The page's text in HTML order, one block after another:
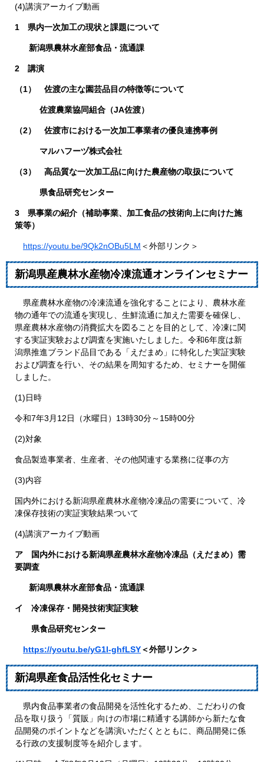
(4)講演アーカイブ動画
1 県内一次加工の現状と課題について​
新潟県農林水産部食品・流通課
2 講演
（1） ​佐渡の主な園芸品目の特徴等について​
佐渡農業協同組合（JA佐渡）​
（2） 佐渡市における一次加工事業者の優良連携事例​
マルハフーヅ株式会社​
（3） 高品質な一次加工品に向けた農産物の取扱について​
県食品研究センター​
3 県事業の紹介（補助事業、加工食品の技術向上に向けた施
策等）
https://youtu.be/9Qk2nOBu5LM​ ＜外部リンク＞
新潟県産農林水産物冷凍流通オンラインセミナー
県産農林水産物の冷凍流通を強化することにより、農林水産
物の通年での流通を実現し、生鮮流通に加えた需要を確保し、
県産農林水産物の消費拡大を図ることを目的として、冷凍に関
する実証実験および調査を実施いたしました。令和6年度は新
潟県推進ブランド品目である「えだまめ」に特化した実証実験
および調査を行い、その結果を周知するため、セミナーを開催
しました。
(1)日時
令和7年3月12日（水曜日）13時30分～15時00分
(2)対象
食品製造事業者、生産者、その他関連する業務に従事の方
(3)内容
国内外における新潟県産農林水産物冷凍品の需要について、冷
凍保存技術の実証実験結果ついて
(4)講演アーカイブ動画
ア 国内外における新潟県産農林水産物冷凍品（えだまめ）需
要調査
新潟県農林水産部食品・流通課
イ ​冷凍保存・開発技術実証実験​
県食品研究センター
https://youtu.be/yG1l-ghfLSY＜外部リンク＞
新潟県産食品活性化セミナー
県内食品事業者の食品開発を活性化するため、こだわりの食
品を取り扱う「質販」向けの市場に精通する講師から新たな食
品開発のポイントなどを講演いただくとともに、商品開発に係
る行政の支援制度等を紹介します。